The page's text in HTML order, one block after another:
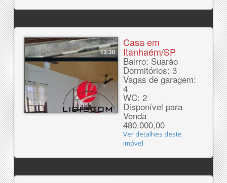
Casa em
Itanhaém/SP
Bairro: Suarão
Dormitórios: 3
Vagas de garagem:
4
WC: 2
Disponível para
Venda
480.000,00
Ver detalhes deste
imóvel